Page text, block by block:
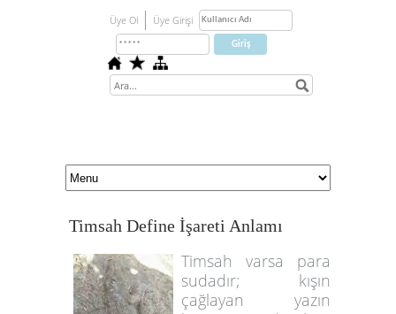
Üye Ol Üye Girişi
Timsah Define İşareti Anlamı
Timsah varsa para
sudadır; kışın
çağlayan yazın